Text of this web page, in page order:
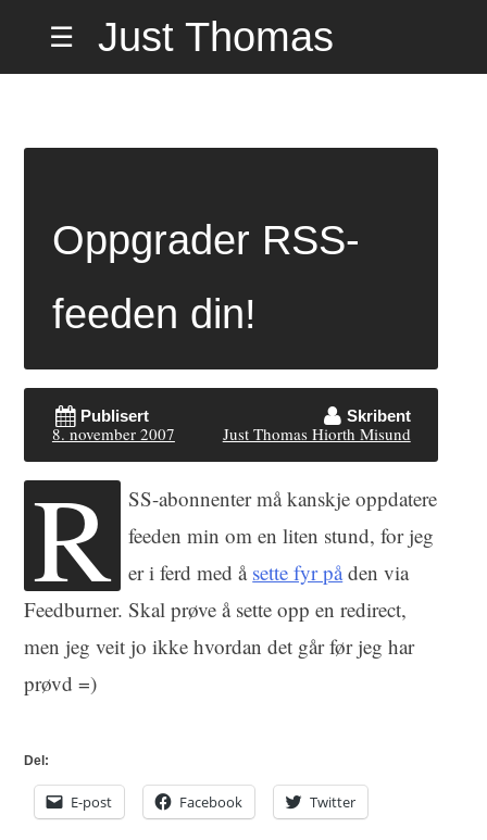
☰
Just Thomas
Adresse
Oppgrader RSS-
feeden din!
Publisert
8. november 2007
Skribent
Just Thomas Hiorth Misund
R SS-abonnenter må kanskje oppdatere
feeden min om en liten stund, for jeg
er i ferd med å sette fyr påden via
Feedburner. Skal prøve å sette opp en redirect,
men jeg veit jo ikke hvordan det går før jeg har
prøvd =)
Del:
E-post Facebook Twitter